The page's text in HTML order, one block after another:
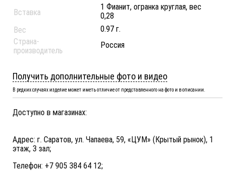
Вставка
1 Фианит, огранка круглая, вес
0,28
Вес
0.97 г.
Страна-
производитель
Россия
Получить дополнительные фото и видео
В редких случаях изделие может иметь отличие от представленного на фото и в описании.
Доступно в магазинах:
Адрес: г. Саратов, ул. Чапаева, 59, «ЦУМ» (Крытый рынок), 1
этаж, 3 зал;
Телефон: +7 905 384 64 12;